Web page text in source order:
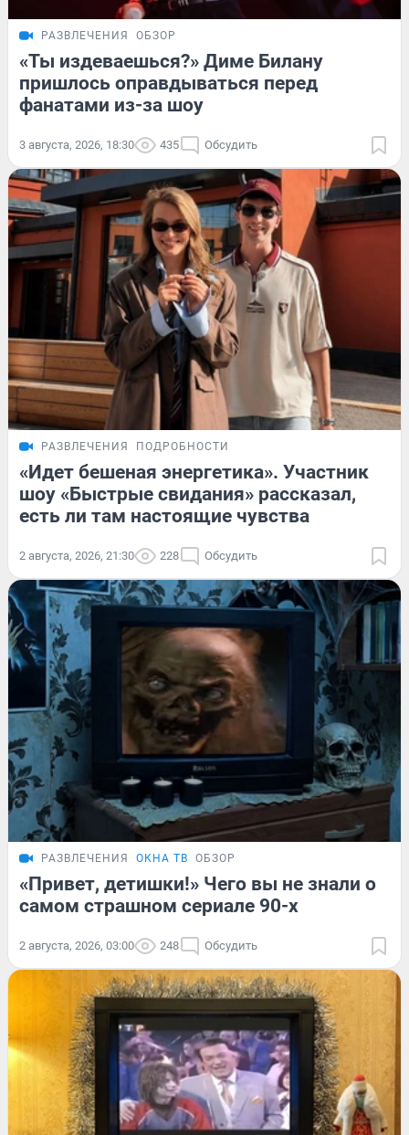
РАЗВЛЕЧЕНИЯ ОБЗОР
«Ты издеваешься?» Диме Билану
пришлось оправдываться перед
фанатами из-за шоу
3 августа, 2026, 18:30 435 Обсудить
РАЗВЛЕЧЕНИЯ ПОДРОБНОСТИ
«Идет бешеная энергетика». Участник
шоу «Быстрые свидания» рассказал,
есть ли там настоящие чувства
2 августа, 2026, 21:30 228 Обсудить
РАЗВЛЕЧЕНИЯ ОКНА ТВ ОБЗОР
«Привет, детишки!» Чего вы не знали о
самом страшном сериале 90-х
2 августа, 2026, 03:00 248 Обсудить